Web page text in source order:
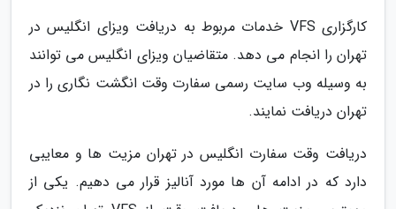
کارگزاری VFS خدمات مربوط به دریافت ویزای انگلیس در
تهران را انجام می دهد. متقاضیان ویزای انگلیس می توانند
به وسیله وب سایت رسمی سفارت وقت انگشت نگاری را در
تهران دریافت نمایند.
دریافت وقت سفارت انگلیس در تهران مزیت ها و معایبی
دارد که در ادامه آن ها مورد آنالیز قرار می دهیم. یکی از